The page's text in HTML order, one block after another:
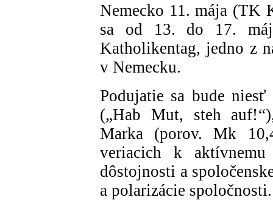
Nemecko 11. mája (TK
sa od 13. do 17.
Katholikentag, jedno z
v Nemecku.
Podujatie sa bude
(„Hab Mut, steh
Marka (porov. Mk
veriacich k
dôstojnosti a
a polarizácie spoločnosti.